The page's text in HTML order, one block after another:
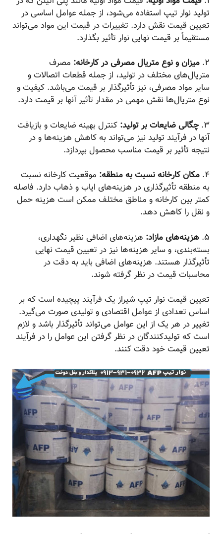
تولید نوار تیپ استفاده می‌شود، از جمله عوامل اساسی در
تعیین قیمت نقش دارد. تغییرات در قیمت این مواد می‌تواند
مستقیماً بر قیمت نهایی نوار تأثیر بگذارد.
میزان و نوع متریال مصرفی در کارخانه:مصرف
متریال‌های مختلف در تولید، از جمله قطعات اتصالات و
سایر مواد مصرفی، نیز تأثیرگذار بر قیمت می‌باشد. کیفیت و
نوع متریال‌ها نقش مهمی در مقدار تأثیر آنها بر قیمت دارد.
چگالی ضایعات بر تولید:کنترل بهینه ضایعات و بازیافت
آنها در فرآیند تولید نیز می‌تواند به کاهش هزینه‌ها و در
نتیجه تأثیر بر قیمت مناسب محصول بپردازد.
مکان کارخانه نسبت به منطقه:موقعیت کارخانه نسبت
به منطقه تأثیرگذاری در هزینه‌های ایاب و ذهاب دارد. فاصله
کمتر بین کارخانه و مناطق مختلف ممکن است هزینه حمل
و نقل را کاهش دهد.
هزینه‌های مازاد:هزینه‌های اضافی نظیر نگهداری،
بسته‌بندی، و سایر هزینه‌ها نیز در تعیین قیمت نهایی
تأثیرگذار هستند. هزینه‌های اضافی باید به دقت در
محاسبات قیمت در نظر گرفته شوند.
تعیین قیمت نوار تیپ شیراز یک فرآیند پیچیده است که بر
اساس تعدادی از عوامل اقتصادی و تولیدی صورت می‌گیرد.
تغییر در هر یک از این عوامل می‌تواند تأثیرگذار باشد و لازم
است که تولیدکنندگان در نظر گرفتن این عوامل را در فرآیند
تعیین قیمت خود دقت کنند.